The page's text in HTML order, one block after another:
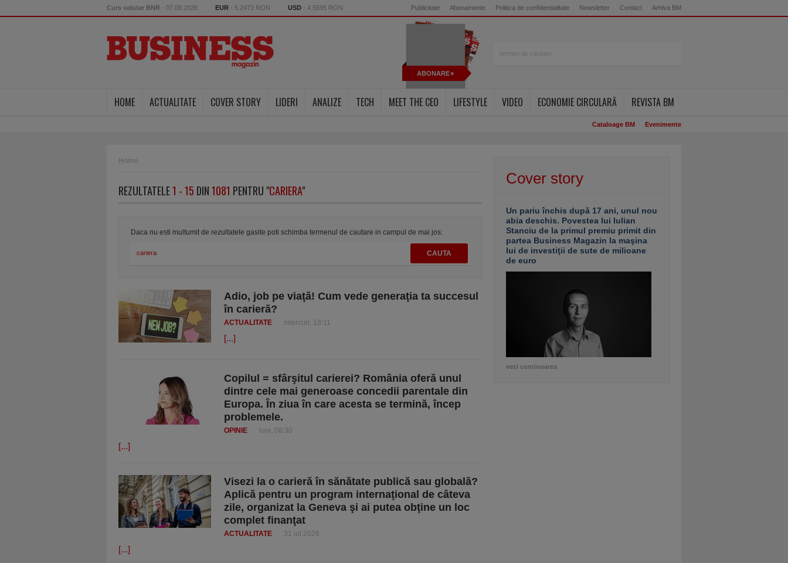
Curs valutar BNR - 07.08.2026 EUR - 5.2473 RON USD - 4.5595 RON Publicitate Abonamente Politica de confidentialitate Newsletter Contact Arhiva BM
ABONARE
HOME ACTUALITATE COVER STORY LIDERI ANALIZE TECH MEET THE CEO LIFESTYLE VIDEO ECONOMIE CIRCULARĂ REVISTA BM
Cataloage BM Evenimente
Home
REZULTATELE1 - 15 DIN1081 PENTRU "CARIERA"
Daca nu esti multumit de rezultatele gasite poti schimba termenul de cautare in campul de mai jos:
Adio, job pe viaţă! Cum vede generaţia ta succesul
în carieră?
ACTUALITATE miercuri, 18:11
[...]
Copilul = sfârşitul carierei? România oferă unul
dintre cele mai generoase concedii parentale din
Europa. În ziua în care acesta se termină, încep
problemele.
OPINIE luni, 08:30
[...]
Visezi la o carieră în sănătate publică sau globală?
Aplică pentru un program internaţional de câteva
zile, organizat la Geneva şi ai putea obţine un loc
complet finanţat
ACTUALITATE 31 iul 2026
[...]
Cover story
Un pariu închis după 17 ani, unul nou
abia deschis. Povestea lui Iulian
Stanciu de la primul premiu primit din
partea Business Magazin la maşina
lui de investiţii de sute de milioane
de euro
vezi continuarea